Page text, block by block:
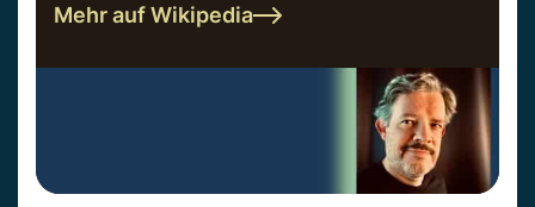
Mehr auf Wikipedia